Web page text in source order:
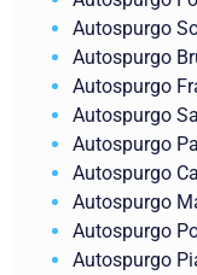
Autospurgo
Autospurgo
Autospurgo
Autospurgo
Autospurgo
Autospurgo
Autospurgo
Autospurgo
Autospurgo